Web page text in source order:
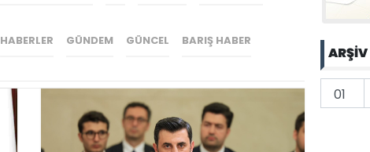
HABERLER GÜNDEM GÜNCEL BARIŞ HABER
ARŞİV